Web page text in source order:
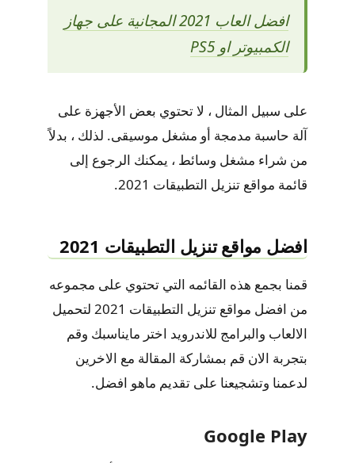
افضل العاب 2021 المجانية على جهاز
الكمبيوتر او PS5
على سبيل المثال ، لا تحتوي بعض الأجهزة على
آلة حاسبة مدمجة أو مشغل موسيقى. لذلك ، بدلاً
من شراء مشغل وسائط ، يمكنك الرجوع إلى
قائمة مواقع تنزيل التطبيقات 2021.
افضل مواقع تنزيل التطبيقات 2021
قمنا بجمع هذه القائمه التي تحتوي على مجموعه
من افضل مواقع تنزيل التطبيقات 2021 لتحميل
الالعاب والبرامج للاندرويد اختر مايناسبك وقم
بتجربة الان قم بمشاركة المقالة مع الاخرين
لدعمنا وتشجيعنا على تقديم ماهو افضل.
Google Play